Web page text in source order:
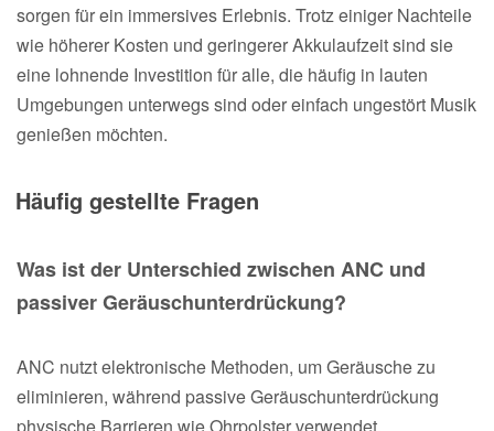
sorgen für ein immersives Erlebnis. Trotz einiger Nachteile
wie höherer Kosten und geringerer Akkulaufzeit sind sie
eine lohnende Investition für alle, die häufig in lauten
Umgebungen unterwegs sind oder einfach ungestört Musik
genießen möchten.
Häufig gestellte Fragen
Was ist der Unterschied zwischen ANC und
passiver Geräuschunterdrückung?
ANC nutzt elektronische Methoden, um Geräusche zu
eliminieren, während passive Geräuschunterdrückung
physische Barrieren wie Ohrpolster verwendet.